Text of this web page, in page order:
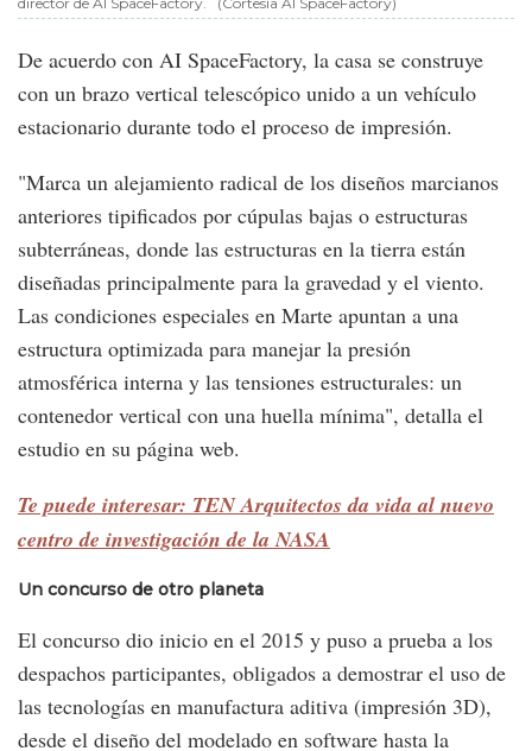
De acuerdo con AI SpaceFactory, la casa se construye
con un brazo vertical telescópico unido a un vehículo
estacionario durante todo el proceso de impresión.
"Marca un alejamiento radical de los diseños marcianos
anteriores tipificados por cúpulas bajas o estructuras
subterráneas, donde las estructuras en la tierra están
diseñadas principalmente para la gravedad y el viento.
Las condiciones especiales en Marte apuntan a una
estructura optimizada para manejar la presión
atmosférica interna y las tensiones estructurales: un
contenedor vertical con una huella mínima", detalla el
estudio en su página web.
Te puede interesar: TEN Arquitectos da vida al nuevo
centro de investigación de la NASA
Un concurso de otro planeta
El concurso dio inicio en el 2015 y puso a prueba a los
despachos participantes, obligados a demostrar el uso de
las tecnologías en manufactura aditiva (impresión 3D),
desde el diseño del modelado en software hasta la